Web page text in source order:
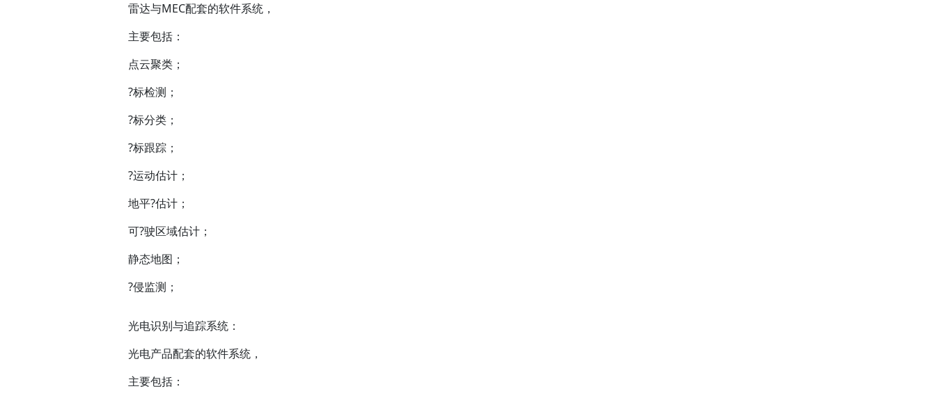
雷达与MEC配套的软件系统，
主要包括：
点云聚类；
?标检测；
?标分类；
?标跟踪；
?运动估计；
地平?估计；
可?驶区域估计；
静态地图；
?侵监测；
光电识别与追踪系统：
光电产品配套的软件系统，
主要包括：